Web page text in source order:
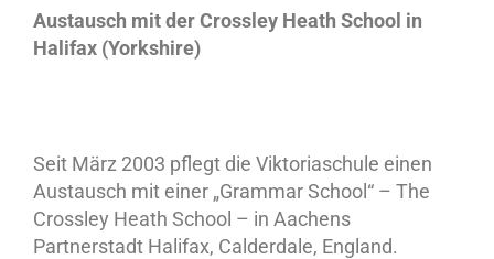
Austausch mit der Crossley Heath School in
Halifax (Yorkshire)
Seit März 2003 pflegt die Viktoriaschule einen
Austausch mit einer „Grammar School“ – The
Crossley Heath School – in Aachens
Partnerstadt Halifax, Calderdale, England.